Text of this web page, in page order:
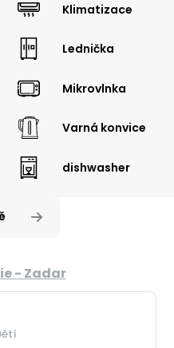
Klimatizace
Lednička
Mikrovlnka
Varná konvice
dishwasher
- Zadar